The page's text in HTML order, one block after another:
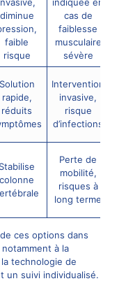
diminue
faible
risque
indiquée en
cas de
faiblesse
musculaire
sévère
Solution
rapide,
réduits
Intervention
invasive,
risque
d’infections
Stabilise
colonne
Perte de
mobilité,
risques à
long terme
ces options dans
à la
la technologie de
un suivi individualisé.